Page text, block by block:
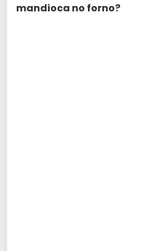
mandioca no forno?